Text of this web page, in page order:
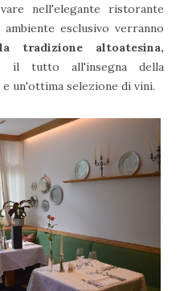
nell'elegante ristorante
esclusivo verranno
tradizione altoatesina,
il tutto all'insegna della
un'ottima selezione di vini.